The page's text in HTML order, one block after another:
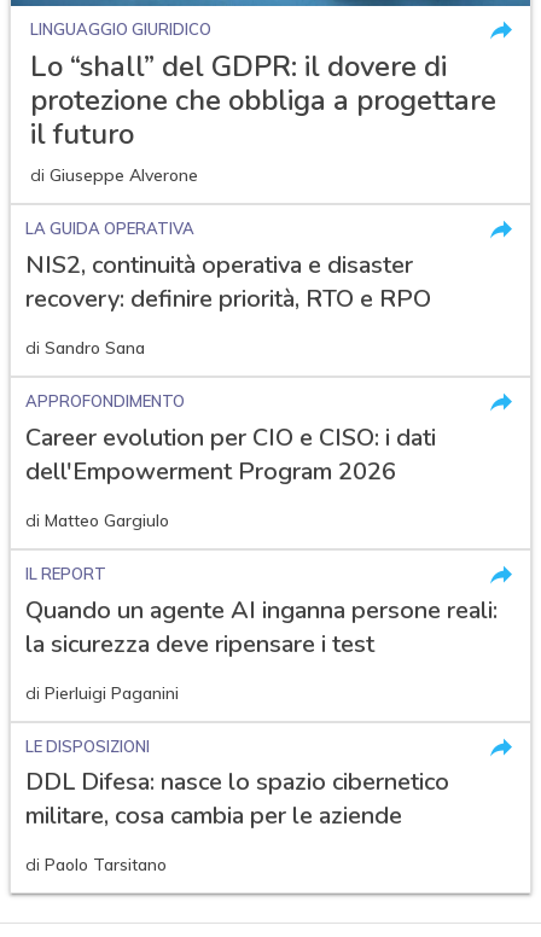
LINGUAGGIO GIURIDICO
Lo “shall” del GDPR: il dovere di
protezione che obbliga a progettare
il futuro
di Giuseppe Alverone
LA GUIDA OPERATIVA
NIS2, continuità operativa e disaster
recovery: definire priorità, RTO e RPO
di Sandro Sana
APPROFONDIMENTO
Career evolution per CIO e CISO: i dati
dell'Empowerment Program 2026
di Matteo Gargiulo
IL REPORT
Quando un agente AI inganna persone reali:
la sicurezza deve ripensare i test
di Pierluigi Paganini
LE DISPOSIZIONI
DDL Difesa: nasce lo spazio cibernetico
militare, cosa cambia per le aziende
di Paolo Tarsitano